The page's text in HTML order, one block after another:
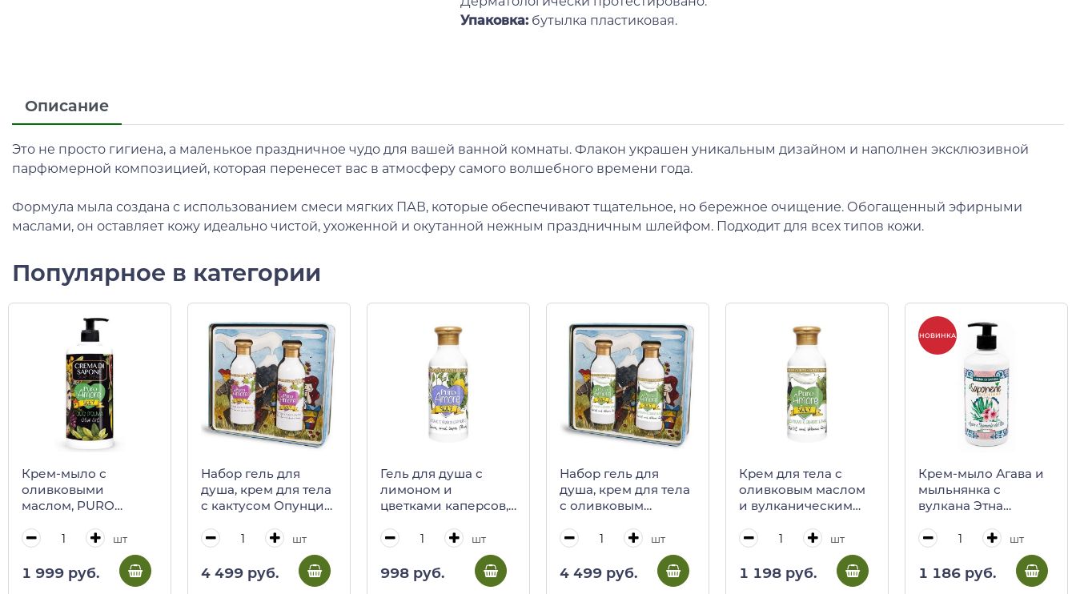
Упаковка: бутылка пластиковая.
Описание
Это не просто гигиена, а маленькое праздничное чудо для вашей ванной комнаты. Флакон украшен уникальным дизайном и наполнен эксклюзивной
парфюмерной композицией, которая перенесет вас в атмосферу самого волшебного времени года.
Формула мыла создана с использованием смеси мягких ПАВ, которые обеспечивают тщательное, но бережное очищение. Обогащенный эфирными
маслами, он оставляет кожу идеально чистой, ухоженной и окутанной нежным праздничным шлейфом. Подходит для всех типов кожи.
Популярное в категории
Крем-мыло с
оливковыми
маслом, PURO
шт
1 999 руб.
Набор гель для
душа, крем для тела
с кактусом Опунция
PURO AMORE, 250
мл + 250 мл (ж/б)
шт
4 499 руб.
Гель для душа с
лимоном и
цветками каперсов,
мл
шт
998 руб.
Набор гель для
душа, крем для тела
с оливковым
вулканическим
AMORE, 250 мл +
250 мл (ж/б)
шт
4 499 руб.
Крем для тела с
оливковым маслом
и вулканическим
AMORE, 250 млшт
1 198 руб.
НОВИНКА
Крем-мыло Агава и
мыльнянка с
вулкана Этна
шт
1 186 руб.